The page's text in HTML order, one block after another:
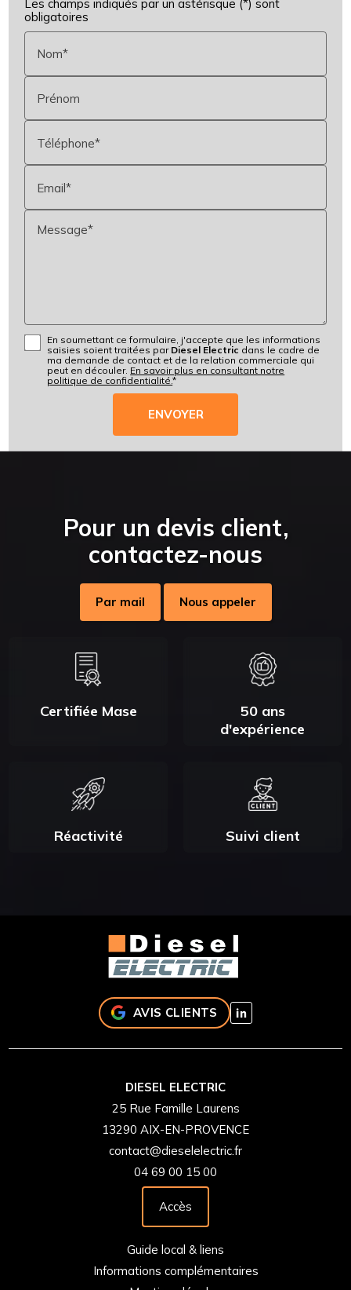
Les champs indiqués par un astérisque (*) sont
obligatoires
Nom*
Prénom
Téléphone*
Email*
Message*
En soumettant ce formulaire, j'accepte que les informations
saisies soient traitées par Diesel Electric dans le cadre de
ma demande de contact et de la relation commerciale qui
peut en découler. En savoir plus en consultant notre
politique de confidentialité.*
Pour un devis client,
contactez-nous
Par mail Nous appeler
Certifiée Mase
50 ans
d'expérience
Réactivité Suivi client
AVIS CLIENTS
DIESEL ELECTRIC
25 Rue Famille Laurens
13290 AIX-EN-PROVENCE
contact@dieselelectric.fr
04 69 00 15 00
Accès
Guide local & liens
Informations complémentaires